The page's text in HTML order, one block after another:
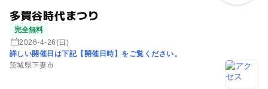
多賀谷時代まつり
完全無料
2026-4-26(日)
詳しい開催日は下記【開催日時】をご覧ください。
茨城県下妻市